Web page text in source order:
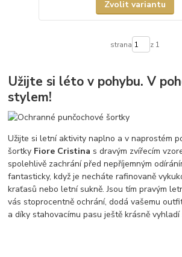
Zvolit variantu
strana z 1
Užijte si léto v pohybu. V
stylem!
Užijte si letní aktivity naplno a v naprostém
šortky Fiore Cristina s dravým zvířecím
spolehlivě zachrání před nepříjemným
fantasticky, když je necháte rafinovaně
kraťasů nebo letní sukně. Jsou tím pravým
vás stoprocentně ochrání, dodá vašemu
a díky stahovacímu pasu ještě krásně